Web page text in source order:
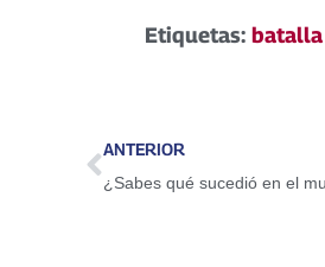
Etiquetas: batalla
ANTERIOR
¿Sabes qué sucedió en el